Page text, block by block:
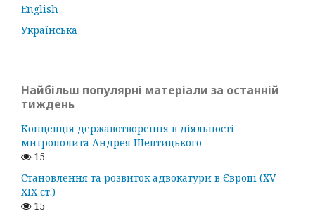
English
Українська
Найбільш популярні матеріали за останній
тиждень
Концепція державотворення в діяльності
митрополита Андрея Шептицького
15
Становлення та розвиток адвокатури в Європі (ХV-
ХІХ ст.)
15